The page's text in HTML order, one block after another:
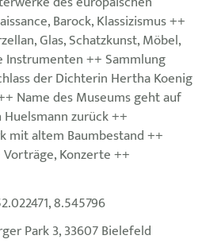
Barock, Klassizismus ++
Glas, Schatzkunst, Möbel,
Instrumenten ++ Sammlung
der Dichterin Hertha Koenig
Name des Museums geht auf
zurück ++
mit altem Baumbestand ++
Konzerte ++
8.545796
Park 3, 33607 Bielefeld